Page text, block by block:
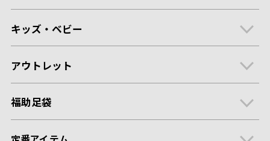
キッズ・ベビー
アウトレット
福助足袋